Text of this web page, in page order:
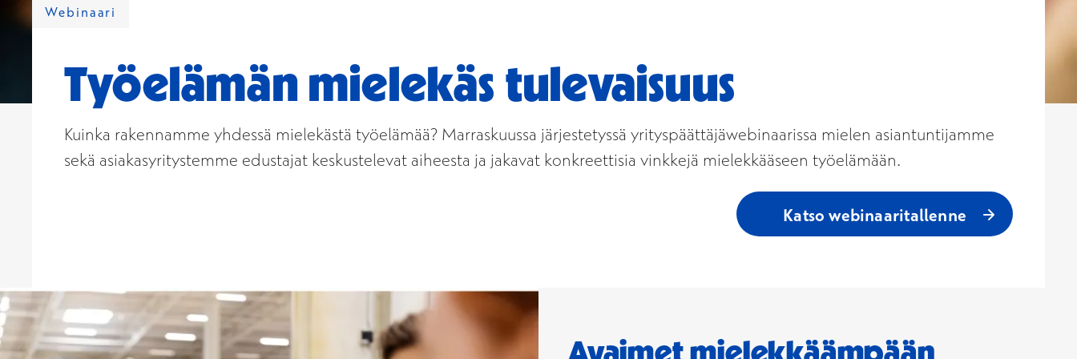
Webinaari
Työelämän mielekäs tulevaisuus
Kuinka rakennamme yhdessä mielekästä työelämää? Marraskuussa järjestetyssä yrityspäättäjäwebinaarissa mielen asiantuntijamme
sekä asiakasyritystemme edustajat keskustelevat aiheesta ja jakavat konkreettisia vinkkejä mielekkääseen työelämään.
Katso webinaaritallenne